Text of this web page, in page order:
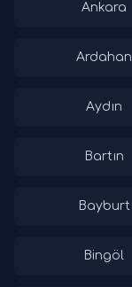
Ankara
Ardahan
Aydın
Bartın
Bayburt
Bingöl